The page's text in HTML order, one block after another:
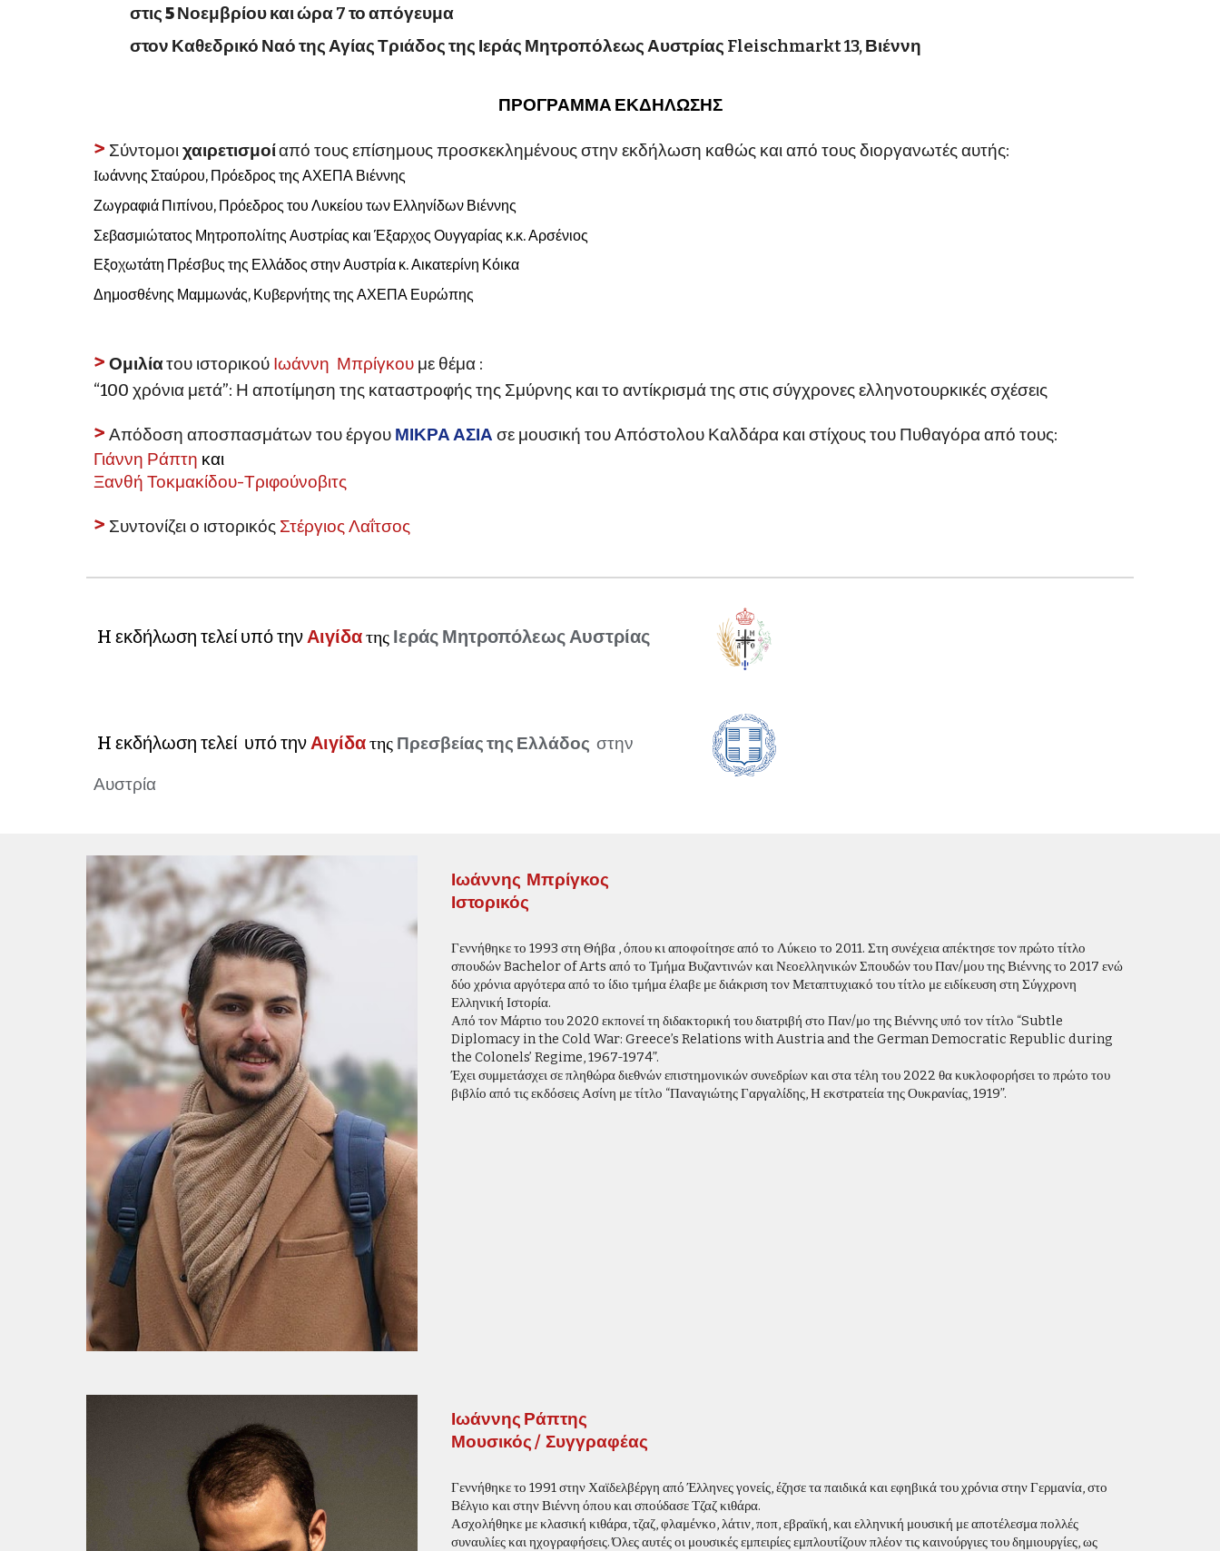
στις5 Νοεμβρίουκαι ώρα 7 το απόγευμα
στον Καθεδρικό ΝαότηςΑγίας Τριάδος της Ιεράς Μητροπόλεως Αυστρίας Fleischmarkt 13, Βιέννη
ΠΡΟΓΡΑΜΜΑ ΕΚΔΗΛΩΣΗΣ
> Σύντομοιχαιρετισμοίαπό τους επίσημους προσκεκλημένους στην εκδήλωση καθώς και από τους διοργανωτές αυτής:
Ιωάννης Σταύρου, Πρόεδρος της ΑΧΕΠΑ Βιέννης
Ζωγραφιά Πιπίνου, Πρόεδρος του Λυκείου των Ελληνίδων Βιέννης
Σεβασμιώτατος Μητροπολίτης Αυστρίας και Έξαρχος Ουγγαρίας κ.κ. Αρσένιος
Εξοχωτάτη Πρέσβυς της Ελλάδος στην Αυστρία κ. Αικατερίνη Κόικα
Δημοσθένης Μαμμωνάς, Κυβερνήτης της ΑΧΕΠΑ Ευρώπης
> Ομιλίατου ιστορικού Ιωάννη Μπρίγκουμε θέμα :
“100 χρόνια μετά”: Η αποτίμηση της καταστροφής της Σμύρνης και το αντίκρισμάτης στις σύγχρονες ελληνοτουρκικές σχέσεις
> Απόδοση αποσπασμάτων τουέργου ΜΙΚΡΑ ΑΣΙΑ σε μουσική του Απόστολου Καλδάρα και στίχους του Πυθαγόρα από τους:
Γιάννη Ράπτη και
Ξανθή Τοκμακίδου-Τριφούνοβιτς
> Συντονίζει ο ιστορικός Στέργιος Λαΐτσος
H εκδήλωση τελείυπό τηνΑιγίδατης Ιεράς Μητροπόλεως Αυστρίας
H εκδήλωση τελεί υπό τηνΑιγίδατης Πρεσβείας της Ελλάδος στην
Αυστρία
Ιωάννης Μπρίγκος
Ιστορικός
Γεννήθηκετο 1993 στη Θήβα , όπου κι αποφοίτησε από το Λύκειο το 2011. Στη συνέχεια απέκτησε τον πρώτο τίτλο
σπουδών Bachelor of Arts από το Τμήμα Βυζαντινών και Νεοελληνικών Σπουδών του Παν/μου της Βιέννης το 2017 ενώ
δύο χρόνια αργότερα από το ίδιο τμήμα έλαβε με διάκριση τον Μεταπτυχιακό του τίτλο με ειδίκευση στη Σύγχρονη
Ελληνική Ιστορία.
Από τον Μάρτιο του 2020 εκπονεί τη διδακτορική του διατριβή στο Παν/μο της Βιέννης υπό τον τίτλο “Subtle
Diplomacy in the Cold War: Greece’s Relations with Austria and the German Democratic Republic during
the Colonels’ Regime, 1967-1974”.
Έχει συμμετάσχει σε πληθώρα διεθνών επιστημονικών συνεδρίων και στα τέλη του 2022 θα κυκλοφορήσει το πρώτο του
βιβλίο από τις εκδόσεις Ασίνη με τίτλο “Παναγιώτης Γαργαλίδης, Η εκστρατεία της Ουκρανίας, 1919”.
Ιωάννης Ράπτης
Μουσικός / Συγγραφέας
Γεννήθηκε το 1991 στην Χαϊδελβέργη από Έλληνες γονείς, έζησε τα παιδικά και εφηβικά του χρόνια στην Γερμανία, στο
Βέλγιο και στην Βιέννη όπου και σπούδασε Τζαζ κιθάρα.
Ασχολήθηκε με κλασική κιθάρα, τζαζ, φλαμένκο, λάτιν, ποπ, εβραϊκή, και ελληνική μουσική με αποτέλεσμα πολλές
συναυλίες και ηχογραφήσεις. Όλες αυτές οι μουσικές εμπειρίες εμπλουτίζουν πλέον τις καινούργιες του δημιουργίες, ως